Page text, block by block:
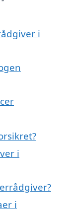
i
i
i